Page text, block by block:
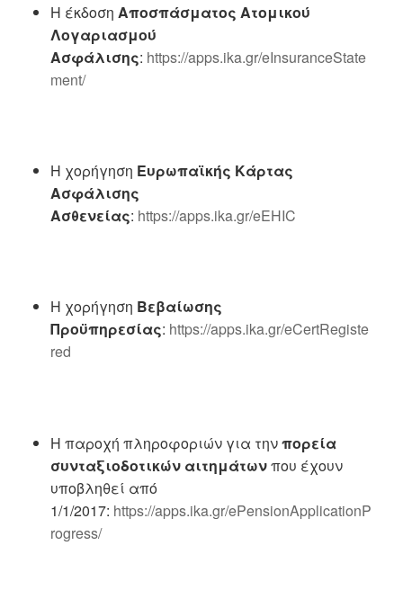
Η έκδοση Αποσπάσματος Ατομικού
Λογαριασμού
Ασφάλισης: https://apps.ika.gr/eInsuranceState
ment/
Η χορήγηση Ευρωπαϊκής Κάρτας
Ασφάλισης
Ασθενείας: https://apps.ika.gr/eEHIC
Η χορήγηση Βεβαίωσης
Προϋπηρεσίας: https://apps.ika.gr/eCertRegiste
red
Η παροχή πληροφοριών για τηνπορεία
συνταξιοδοτικών αιτημάτωνπου έχουν
υποβληθεί από
1/1/2017: https://apps.ika.gr/ePensionApplicationP
rogress/